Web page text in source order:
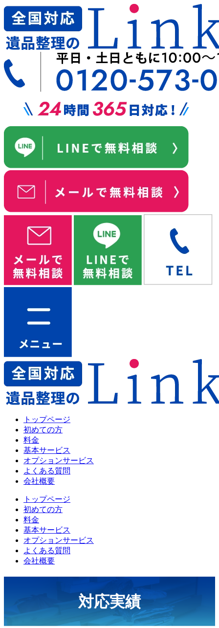
トップページ
初めての方
料金
基本サービス
オプションサービス
よくある質問
会社概要
トップページ
初めての方
料金
基本サービス
オプションサービス
よくある質問
会社概要
対応実績